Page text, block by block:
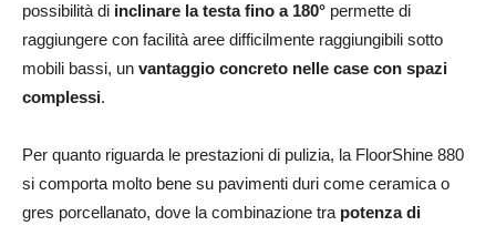
possibilità di inclinare la testa fino a 180° permette di
raggiungere con facilità aree difficilmente raggiungibili sotto
mobili bassi, un vantaggio concreto nelle case con spazi
complessi.
Per quanto riguarda le prestazioni di pulizia, la FloorShine 880
si comporta molto bene su pavimenti duri come ceramica o
gres porcellanato, dove la combinazione tra potenza di